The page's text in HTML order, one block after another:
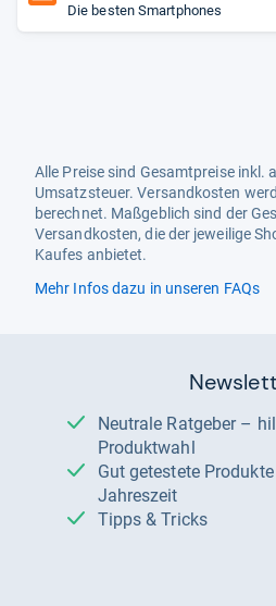
Die besten Smartphones
Alle Preise sind Gesamtpreise inkl.
Umsatzsteuer. Versandkosten
berechnet. Maßgeblich sind der
Versandkosten, die der jeweilige
Kaufes anbietet.
Mehr Infos dazu in unseren FAQs
Neutrale Ratgeber – hilfreich für Ihre
Produktwahl
Gut getestete Produkte – passend zur
Jahreszeit
Tipps & Tricks